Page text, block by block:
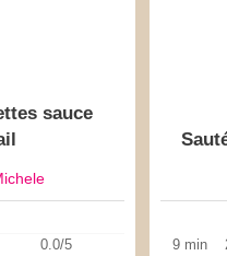
sauce
0.0/5 9 min